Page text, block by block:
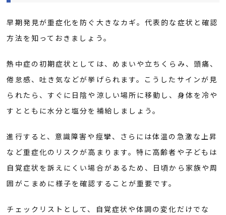
早期発見が重症化を防ぐ大きなカギ。代表的な症状と確認
方法を知っておきましょう。
熱中症の初期症状としては、めまいや立ちくらみ、頭痛、
倦怠感、吐き気などが挙げられます。こうしたサインが見
られたら、すぐに日陰や涼しい場所に移動し、身体を冷や
すとともに水分と塩分を補給しましょう。
進行すると、意識障害や痙攣、さらには体温の急激な上昇
など重症化のリスクが高まります。特に高齢者や子どもは
自覚症状を訴えにくい場合があるため、日頃から家族や周
囲がこまめに様子を確認することが重要です。
チェックリストとして、自覚症状や体調の変化だけでな